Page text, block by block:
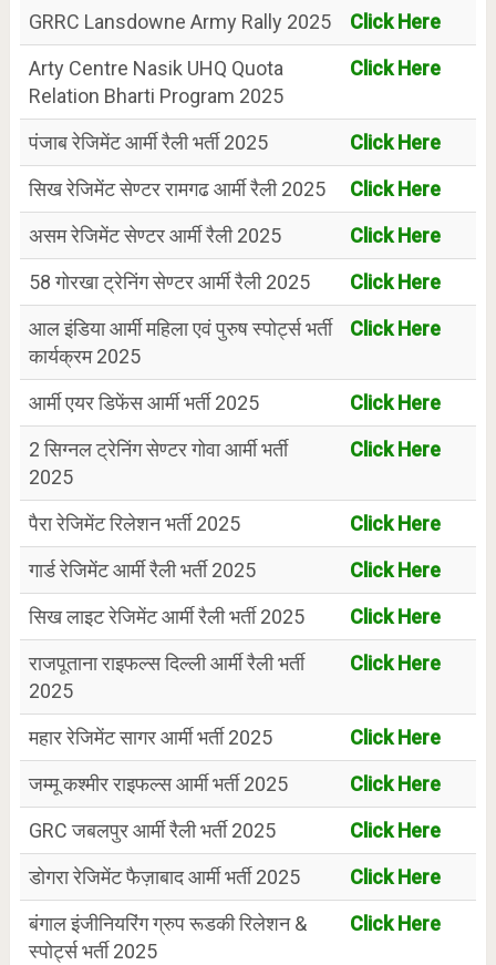
GRRC Lansdowne Army Rally 2025
Click Here
Arty Centre Nasik UHQ Quota
Relation Bharti Program 2025
Click Here
पंजाब रेजिमेंट आर्मी रैली भर्ती 2025
Click Here
सिख रेजिमेंट सेण्टर रामगढ आर्मी रैली 2025
Click Here
असम रेजिमेंट सेण्टर आर्मी रैली 2025
Click Here
58 गोरखा ट्रेनिंग सेण्टर आर्मी रैली 2025
Click Here
आल इंडिया आर्मी महिला एवं पुरुष स्पोर्ट्स भर्ती
कार्यक्रम 2025
Click Here
आर्मी एयर डिफेंस आर्मी भर्ती 2025
Click Here
2 सिग्नल ट्रेनिंग सेण्टर गोवा आर्मी भर्ती
2025
Click Here
पैरा रेजिमेंट रिलेशन भर्ती 2025
Click Here
गार्ड रेजिमेंट आर्मी रैली भर्ती 2025
Click Here
सिख लाइट रेजिमेंट आर्मी रैली भर्ती 2025
Click Here
राजपूताना राइफल्स दिल्ली आर्मी रैली भर्ती
2025
Click Here
महार रेजिमेंट सागर आर्मी भर्ती 2025
Click Here
जम्मू कश्मीर राइफल्स आर्मी भर्ती 2025
Click Here
GRC जबलपुर आर्मी रैली भर्ती 2025
Click Here
डोगरा रेजिमेंट फैज़ाबाद आर्मी भर्ती 2025
Click Here
बंगाल इंजीनियरिंग ग्रुप रूडकी रिलेशन &
स्पोर्ट्स भर्ती 2025
Click Here